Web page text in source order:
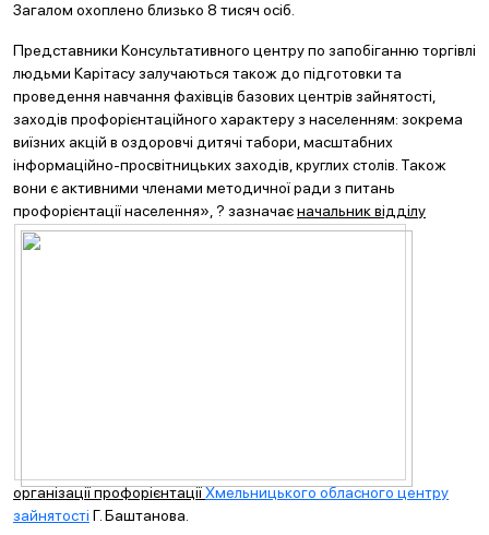
Загалом охоплено близько 8 тисяч осіб.
Представники Консультативного центру по запобіганню торгівлі
людьми Карітасу залучаються також до підготовки та
проведення навчання фахівців базових центрів зайнятості,
заходів профорієнтаційного характеру з населенням: зокрема
виїзних акцій в оздоровчі дитячі табори, масштабних
інформаційно-просвітницьких заходів, круглих столів. Також
вони є активними членами методичної ради з питань
профорієнтації населення», ? зазначаєначальник відділу
організації профорієнтаціїХмельницького обласного центру
зайнятості Г. Баштанова.